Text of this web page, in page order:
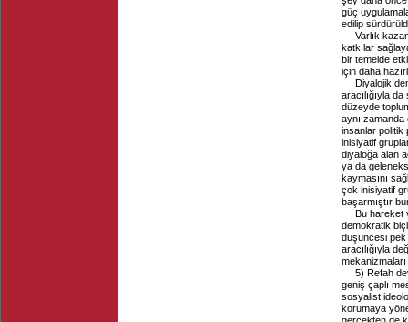
güç
edilip
Varlık
katkılar
bir temelde
için daha
Diyalojik
aracılığıyla
düzeyde
aynı zamanda
insanlar politik
inisiyatif
diyaloğa alan
ya da
kaymasını
çok inisiyatif
başarmıştır
Bu hareket
demokratik
düşüncesi pek
aracılığıyla
5) Refah
geniş çaplı
sosyalist
korumaya